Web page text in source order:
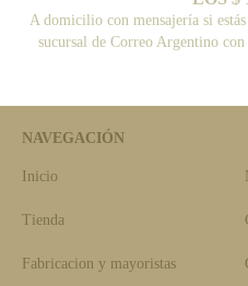
A domicilio con mensajería si
sucursal de Correo Argentino
NAVEGACIÓN
Inicio
Tienda
Fabricacion y mayoristas